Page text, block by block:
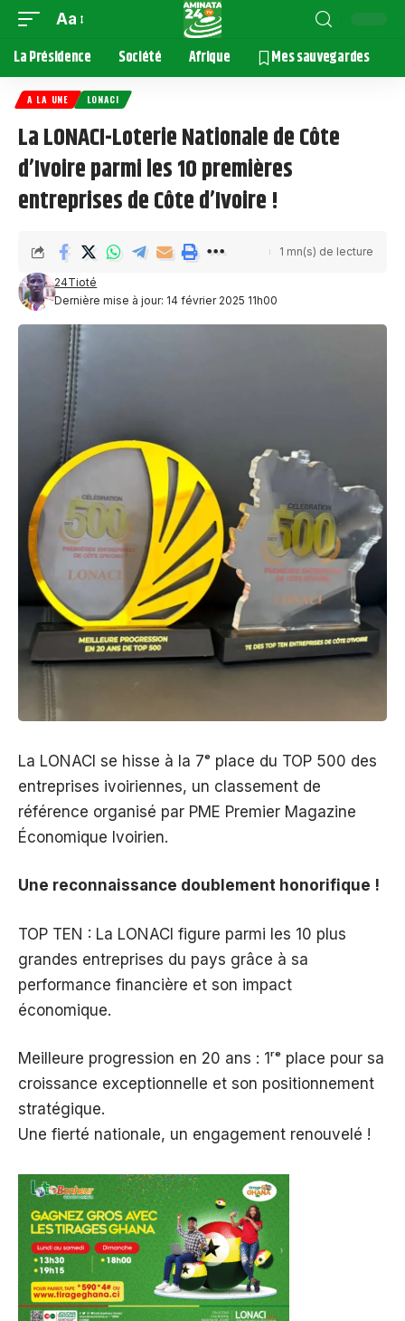
Aa
La Présidence Société Afrique Mes sauvegardes
A LA UNE LONACI
La LONACI-Loterie Nationale de Côte
d’Ivoire parmi les 10 premières
entreprises de Côte d’Ivoire !
Dernière mise à jour: 14 février 2025 11h00
24Tioté
1 mn(s) de lecture
La LONACI se hisse à la 7ᵉ place du TOP 500 des
entreprises ivoiriennes, un classement de
référence organisé par PME Premier Magazine
Économique Ivoirien.
Une reconnaissance doublement honorifique !
TOP TEN : La LONACI figure parmi les 10 plus
grandes entreprises du pays grâce à sa
performance financière et son impact
économique.
Meilleure progression en 20 ans : 1ʳᵉ place pour sa
croissance exceptionnelle et son positionnement
stratégique.
Une fierté nationale, un engagement renouvelé !